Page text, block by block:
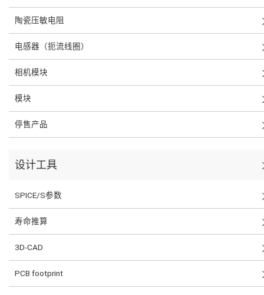
陶瓷压敏电阻
电感器（扼流线圈）
相机模块
模块
停售产品
设计工具
SPICE/S参数
寿命推算
3D-CAD
PCB footprint